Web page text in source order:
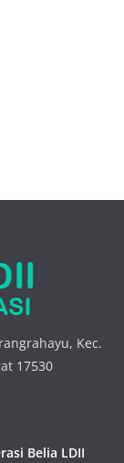
Kec.
17530
Belia LDII